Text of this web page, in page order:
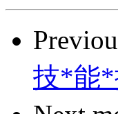
技*能